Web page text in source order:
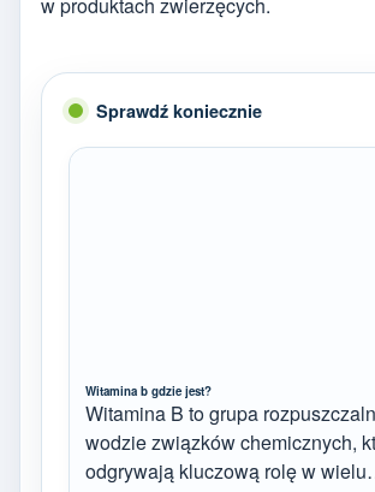
Sprawdź koniecznie
Witamina b gdzie jest?
Witamina B to grupa
wodzie związków chemicznych,
odgrywają kluczową rolę w